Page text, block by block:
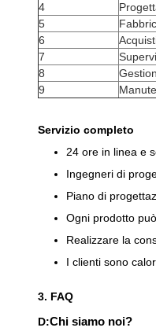
4
5
6
7
8
9
Servizio completo
24 ore in linea e
Ingegneri di
Piano di
Ogni prodotto
Realizzare la
I clienti sono
3. FAQ
D:Chi siamo noi?